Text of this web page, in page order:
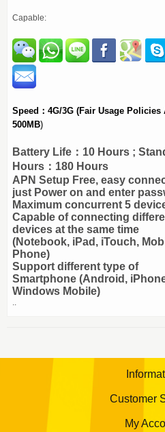
Capable:
Speed：4G/3G (Fair Usage Policies
500MB)
Battery Life：10 Hours ;
Hours：180 Hours
APN Setup Free, easy
just Power on and enter
Maximum concurrent 5
Capable of connecting
devices at the same time
(Notebook, iPad, iTouch,
Phone)
Support different type of
Smartphone (Android,
Windows Mobile)
..
Customer
My